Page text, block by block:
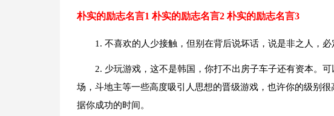
朴实的励志名言1
1. 不喜欢的人少接触，但别在背后说坏话，说是非之人，必
2. 少玩游戏，这不是韩国，你打不出房子车子还有资本。
场，斗地主等一些高度吸引人思想的晋级游戏，也许你的级别
据你成功的时间。
朴实的励志名言2 朴实的励志名言3